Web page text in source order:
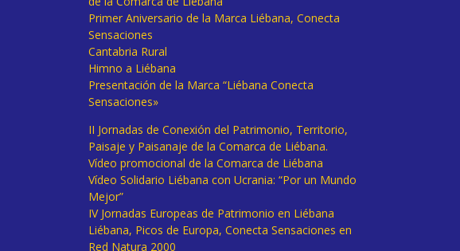
Primer Aniversario de la Marca Liébana, Conecta
Sensaciones
Cantabria Rural
Himno a Liébana
Presentación de la Marca “Liébana Conecta
Sensaciones»
II Jornadas de Conexión del Patrimonio, Territorio,
Paisaje y Paisanaje de la Comarca de Liébana.
Vídeo promocional de la Comarca de Liébana
Vídeo Solidario Liébana con Ucrania: “Por un Mundo
Mejor”
IV Jornadas Europeas de Patrimonio en Liébana
Liébana, Picos de Europa, Conecta Sensaciones en
Red Natura 2000